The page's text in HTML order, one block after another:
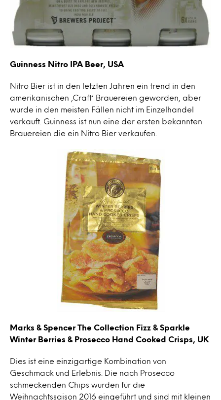
Guinness Nitro IPA Beer, USA
Nitro Bier ist in den letzten Jahren ein trend in den
amerikanischen ‚Craft‘ Brauereien geworden, aber
wurde in den meisten Fällen nicht im Einzelhandel
verkauft. Guinness ist nun eine der ersten bekannten
Brauereien die ein Nitro Bier verkaufen.
Marks & Spencer The Collection Fizz & Sparkle
Winter Berries & Prosecco Hand Cooked Crisps, UK
Dies ist eine einzigartige Kombination von
Geschmack und Erlebnis. Die nach Prosecco
schmeckenden Chips wurden für die
Weihnachtssaison 2016 eingeführt und sind mit kleinen